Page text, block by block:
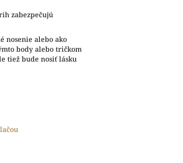
zabezpečujú
nosenie alebo ako
body alebo tričkom
tiež bude nosiť lásku